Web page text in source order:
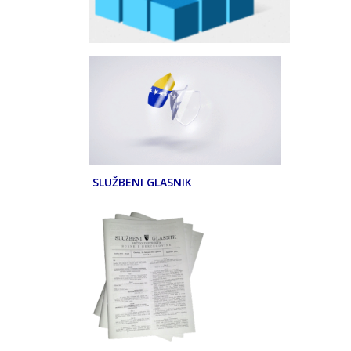
SLUŽBENI GLASNIK